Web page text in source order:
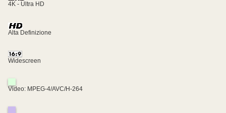
4K - Ultra HD
Alta Definizione
Widescreen
Video: MPEG-4/AVC/H-264